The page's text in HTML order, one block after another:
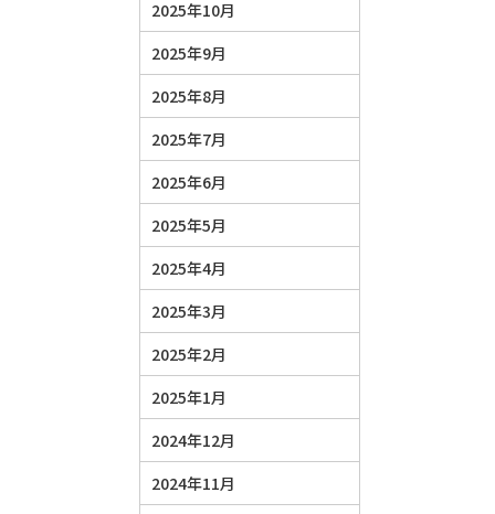
2025年10月
2025年9月
2025年8月
2025年7月
2025年6月
2025年5月
2025年4月
2025年3月
2025年2月
2025年1月
2024年12月
2024年11月